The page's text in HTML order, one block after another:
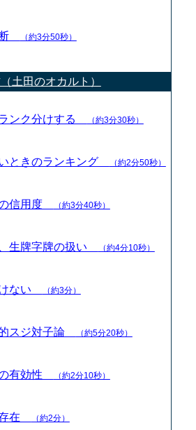
断 （約3分50秒）
土田のオカルト）
ンク分けする （約3分30秒）
ときのランキング （約2分50秒）
信用度 （約3分40秒）
生牌字牌の扱い （約4分10秒）
ない （約3分）
スジ対子論 （約5分20秒）
有効性 （約2分10秒）
存在 （約2分）